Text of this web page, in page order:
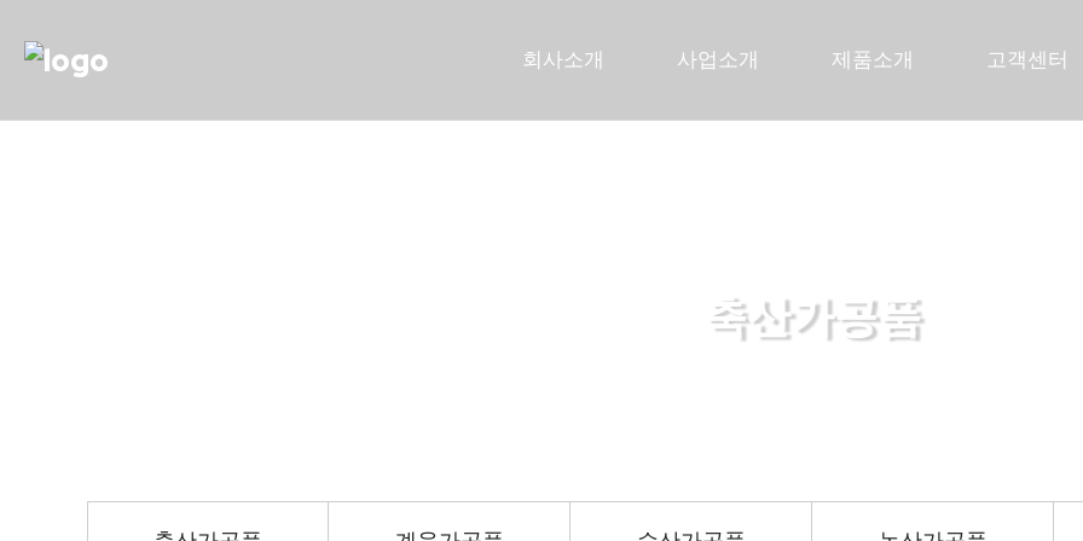
회사소개 사업소개 제품소개 고객센터
축산가공품